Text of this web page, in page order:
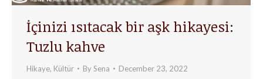
İçinizi ısıtacak bir aşk hikayesi:
Tuzlu kahve
Hikaye, Kültür BySena December 23, 2022